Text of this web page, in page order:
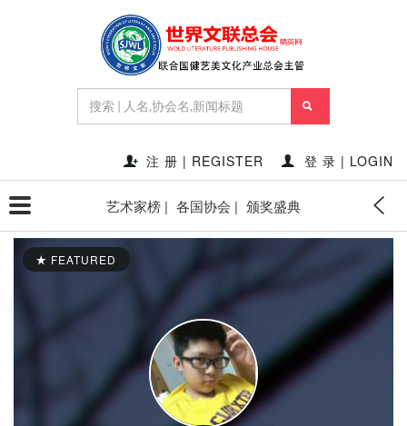
注 册 | REGISTER 登 录 | LOGIN
艺术家榜 | 各国协会 | 颁奖盛典
FEATURED